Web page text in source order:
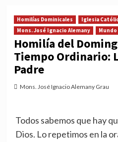
Homilías Dominicales
Iglesia
Mons. José Ignacio Alemany
Mundo
Homilía del
Tiempo Ordinario:
Padre
Mons. José Ignacio Alemany Grau
Todos sabemos que hay
Dios. Lo repetimos en la